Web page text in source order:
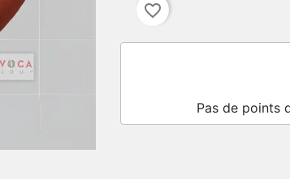
favorite_border
Pas de points